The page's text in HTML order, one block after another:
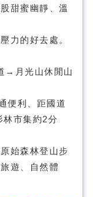
甜蜜幽靜、溫
力的好去處。
→月光山休閒山
便利、距國道
市集約2分
始森林登山步
遊、自然體